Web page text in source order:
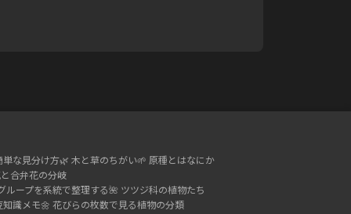
な見分け方🌿 木と草のちがい🌱 原種とはなにか
合弁花の分岐
ループを系統で整理する🌺 ツツジ科の植物たち
識メモ🌼 花びらの枚数で見る植物の分類